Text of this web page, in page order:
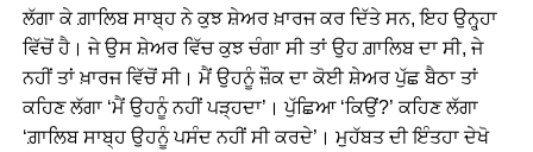
ਲੱਗਾ ਕੇ ਗ਼ਾਲਿਬ ਸਾਬ੍ਹ ਨੇ ਕੁਝ ਸ਼ੇਅਰ ਖ਼ਾਰਜ ਕਰ ਦਿੱਤੇ ਸਨ, ਇਹ ਉਨ੍ਹ੍ਹਾ
ਵਿੱਚੋਂ ਹੈ। ਜੇ ਉਸ ਸ਼ੇਅਰ ਵਿੱਚ ਕੁਝ ਚੰਗਾ ਸੀ ਤਾਂ ਉਹ ਗ਼ਾਲਿਬ ਦਾ ਸੀ, ਜੇ
ਨਹੀਂ ਤਾਂ ਖ਼ਾਰਜ ਵਿੱਚੋਂ ਸੀ। ਮੈਂ ਉਹਨੂੰ ਜ਼ੌਕ ਦਾ ਕੋਈ ਸ਼ੇਅਰ ਪੁੱਛ ਬੈਠਾ ਤਾਂ
ਕਹਿਣ ਲੱਗਾ ‘ਮੈਂ ਉਹਨੂੰ ਨਹੀਂ ਪੜ੍ਹਦਾ’। ਪੁੱਛਿਆ ‘ਕਿਉਂ?’ ਕਹਿਣ ਲੱਗਾ
‘ਗ਼ਾਲਿਬ ਸਾਬ੍ਹ ਉਹਨੂੰ ਪਸੰਦ ਨਹੀਂ ਸੀ ਕਰਦੇ’। ਮੁਹੱਬਤ ਦੀ ਇੰਤਹਾ ਦੇਖੋ